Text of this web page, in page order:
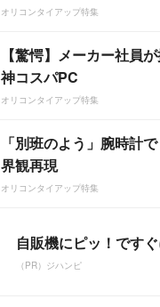
オリコンタイアップ特集
【驚愕】メーカー社員
神コスパPC
オリコンタイアップ特集
「別班のよう」腕時計
界観再現
オリコンタイアップ特集
自販機にピッ！です
（PR）ジハンピ